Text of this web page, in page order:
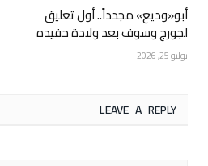
أبو«وديع» مجدداً.. أول تعليق
لجورج وسوف بعد ولادة حفيده
يوليو 25, 2026
LEAVE A REPLY